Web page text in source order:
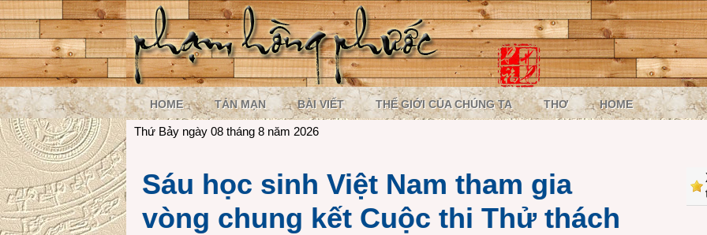
HOME TẢN MẠN BÀI VIẾT THẾ GIỚI CỦA CHÚNG TA THƠ HOME
Thứ Bảy ngày 08 tháng 8 năm 2026
Sáu học sinh Việt Nam tham gia
vòng chung kết Cuộc thi Thử thách